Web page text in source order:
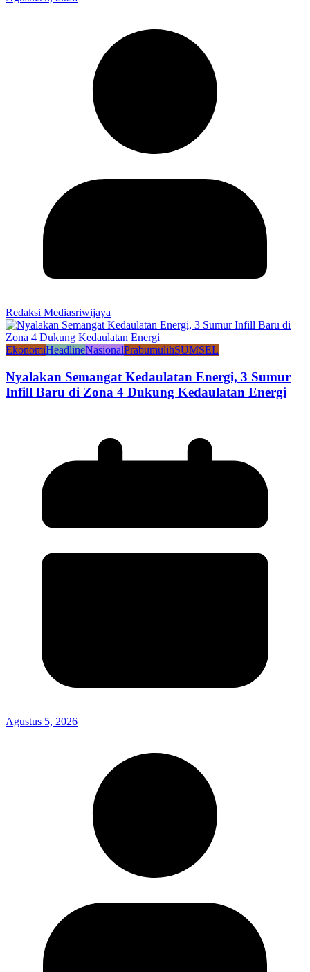
Redaksi Mediasriwijaya
EkonomiHeadlineNasionalPrabumulihSUMSEL
Nyalakan Semangat Kedaulatan Energi, 3 Sumur
Infill Baru di Zona 4 Dukung Kedaulatan Energi
Agustus 5, 2026